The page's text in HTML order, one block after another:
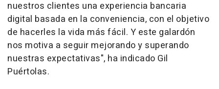
nuestros clientes una experiencia bancaria
digital basada en la conveniencia, con el objetivo
de hacerles la vida más fácil. Y este galardón
nos motiva a seguir mejorando y superando
nuestras expectativas", ha indicado Gil
Puértolas.